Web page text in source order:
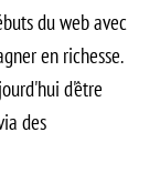
du web avec
en richesse.
d'être
des